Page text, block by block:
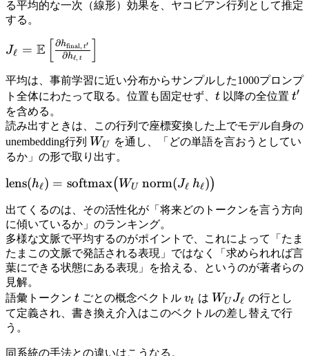
る平均的な一次（線形）効果を、ヤコビアン行列として推定
する。
J_\ell =
\mathbb{E}\left[\frac{\partial
h_{\mathrm{final},\,t'}}
{\partial h_{\ell,\,t}}\right]
Jℓ = E ∂hℓ, t
∂hfinal, t′
平均は、事前学習に近い分布からサンプルした1000プロンプ
ト全体にわたって取る。位置も固定せず、 t
t 以降の全位置 t'
t′
を含める。
読み出すときは、この行列で座標変換した上でモデル自身の
unembedding行列 W_U
WU
を通し、「どの単語を言おうとしてい
るか」の形で取り出す。
\mathrm{lens}(h_\ell) =
(J_\ell\, h_\ell)\big)
lens(hℓ) = softmax( WU norm(Jℓ hℓ))
出てくるのは、その活性化が「将来どのトークンを言う方向
に傾いているか」のランキング。
多様な文脈で平均するのがポイントで、これによって「たま
たまこの文脈で発話される表現」ではなく「求められれば言
葉にできる状態にある表現」を拾える、というのが著者らの
見解。
語彙トークン t
t ごとの概念ベクトル v_t
vt は W_U
J_\ell
WU Jℓ の行とし
て定義され、書き換え介入はこのベクトルの差し替えで行
う。
同系統の手法との違いはこうなる。